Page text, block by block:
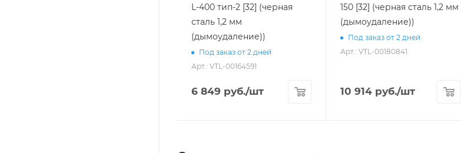
L-400 тип-2 [32] (черная
сталь 1,2 мм
(дымоудаление))
Под заказ от 2 дней
Арт.: VTL-00164591
6 849 руб./шт
150 [32] (черная сталь 1,2 мм
(дымоудаление))
Под заказ от 2 дней
Арт.: VTL-00180841
10 914 руб./шт